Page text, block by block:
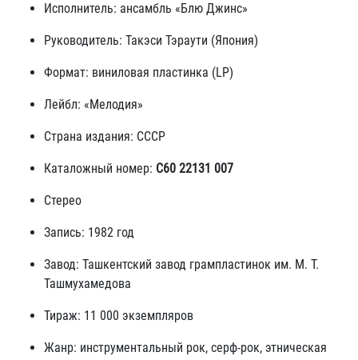
Исполнитель: ансамбль «Блю Джинс»
Руководитель: Такэси Тэраути (Япония)
Формат: виниловая пластинка (LP)
Лейбл: «Мелодия»
Страна издания: СССР
Каталожный номер: С60 22131 007
Стерео
Запись: 1982 год
Завод: Ташкентский завод грампластинок им. М. Т.
Ташмухамедова
Тираж: 11 000 экземпляров
Жанр: инструментальный рок, серф-рок, этническая